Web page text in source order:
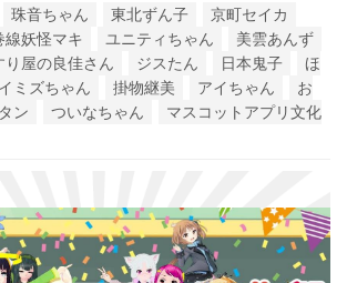
珠音ちゃん 東北ずん子
京町セイカ
線妖怪マキ ユニティちゃん
美雲あんず
り屋の良佳さん ジスたん 日本鬼子
ほ
イミズちゃん 掛物継美 アイちゃん
お
ン ついなちゃん
マスコットアプリ文化